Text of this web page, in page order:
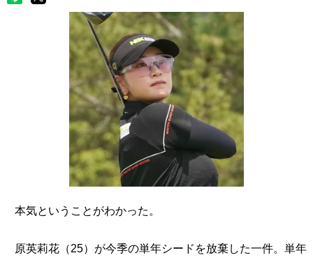
本気ということがわかった。
原英莉花（25）が今季の単年シードを放棄した一件。単年